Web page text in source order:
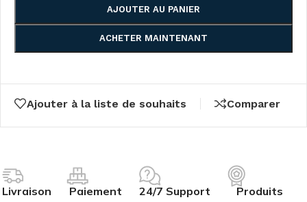
AJOUTER AU PANIER
ACHETER MAINTENANT
Ajouter à la liste de souhaits Comparer
Livraison Paiement 24/7 Support Produits